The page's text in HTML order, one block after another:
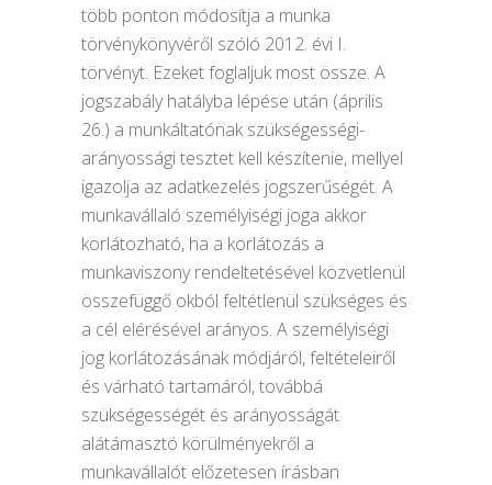
több ponton módosítja a munka
törvénykönyvéről szóló 2012. évi I.
törvényt. Ezeket foglaljuk most össze. A
jogszabály hatályba lépése után (április
26.) a munkáltatónak szükségességi-
arányossági tesztet kell készítenie, mellyel
igazolja az adatkezelés jogszerűségét. A
munkavállaló személyiségi joga akkor
korlátozható, ha a korlátozás a
munkaviszony rendeltetésével közvetlenül
összefüggő okból feltétlenül szükséges és
a cél elérésével arányos. A személyiségi
jog korlátozásának módjáról, feltételeiről
és várható tartamáról, továbbá
szükségességét és arányosságát
alátámasztó körülményekről a
munkavállalót előzetesen írásban